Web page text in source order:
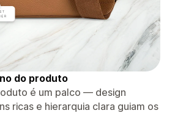
do produto
é um palco — design
ricas e hierarquia clara guiam os